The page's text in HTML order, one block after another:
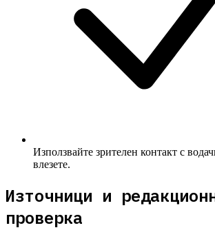
Използвайте зрителен контакт с
влезете.
Източници и
проверка